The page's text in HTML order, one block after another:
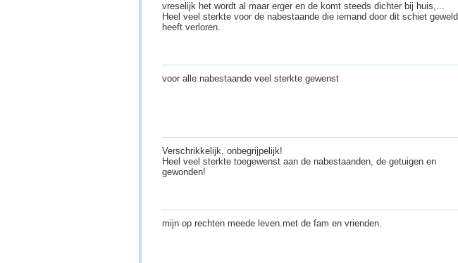
vreselijk het wordt al maar erger en de komt steeds dichter bij huis,...
Heel veel sterkte voor de nabestaande die iemand door dit schiet geweld
heeft verloren.
voor alle nabestaande veel sterkte gewenst
Verschrikkelijk, onbegrijpelijk!
Heel veel sterkte toegewenst aan de nabestaanden, de getuigen en
gewonden!
mijn op rechten meede leven.met de fam en vrienden.